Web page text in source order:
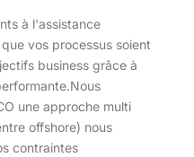
à l'assistance
vos processus soient
business grâce à
Nous
une approche multi
offshore) nous
contraintes